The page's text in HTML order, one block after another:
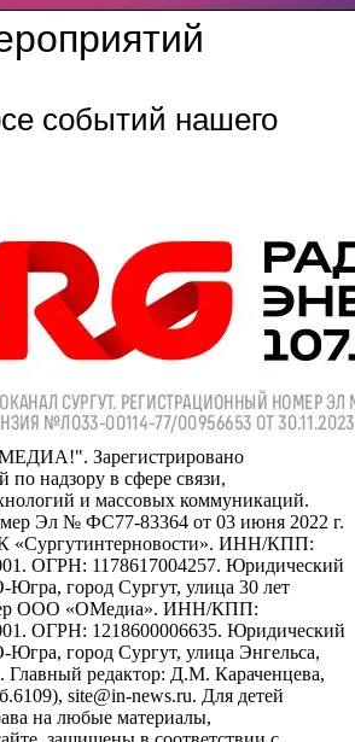
событий нашего
Зарегистрировано
надзору в сфере связи,
и массовых коммуникаций.
Эл № ФС77-83364 от 03 июня 2022 г.
«Сургутинтерновости». ИНН/КПП:
ОГРН: 1178617004257. Юридический
город Сургут, улица 30 лет
ООО «ОМедиа». ИНН/КПП:
ОГРН: 1218600006635. Юридический
город Сургут, улица Энгельса,
Главный редактор: Д.М. Караченцева,
site@in-news.ru. Для детей
на любые материалы,